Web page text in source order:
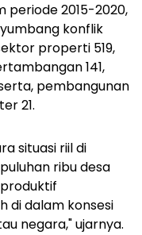
periode 2015-2020,
konflik
properti 519,
141,
pembangunan
21.
situasi riil di
ribu desa
di dalam konsesi
negara," ujarnya.